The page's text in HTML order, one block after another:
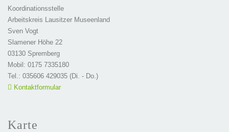
Koordinationsstelle
Arbeitskreis Lausitzer Museenland
Sven Vogt
Slamener Höhe 22
03130 Spremberg
Mobil: 0175 7335180
Tel.: 035606 429035 (Di. - Do.)
Kontaktformular
Karte